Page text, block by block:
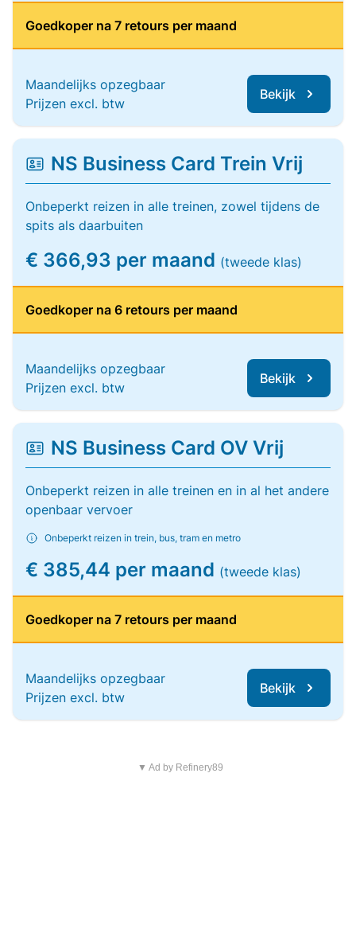
Goedkoper na 7 retours per maand
Maandelijks opzegbaar
Prijzen excl. btw
Bekijk
NS Business Card Trein Vrij
Onbeperkt reizen in alle treinen, zowel tijdens de
spits als daarbuiten
€ 366,93 per maand (tweede klas)
Goedkoper na 6 retours per maand
Maandelijks opzegbaar
Prijzen excl. btw
Bekijk
NS Business Card OV Vrij
Onbeperkt reizen in alle treinen en in al het andere
openbaar vervoer
Onbeperkt reizen in trein, bus, tram en metro
€ 385,44 per maand (tweede klas)
Goedkoper na 7 retours per maand
Maandelijks opzegbaar
Prijzen excl. btw
Bekijk
▼ Ad by Refinery89